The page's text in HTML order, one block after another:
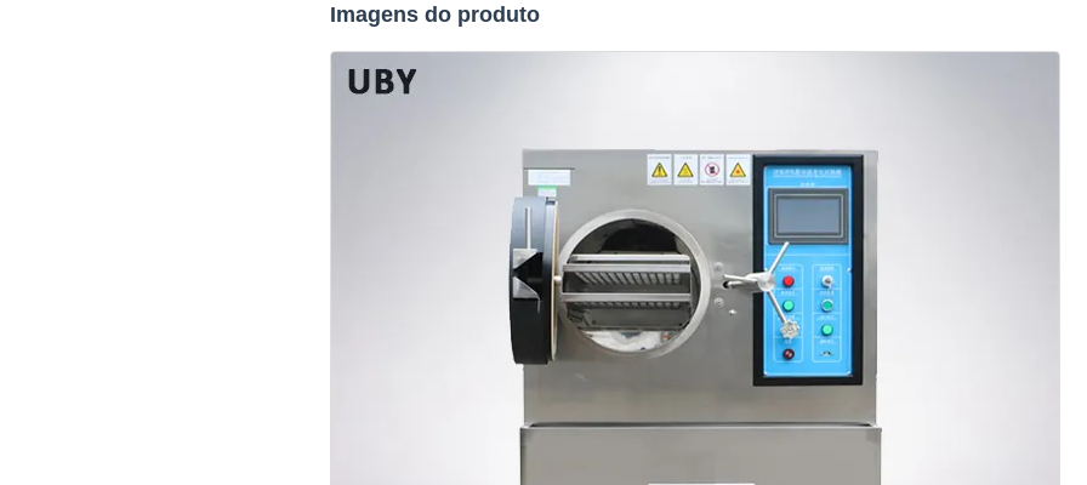
Imagens do produto